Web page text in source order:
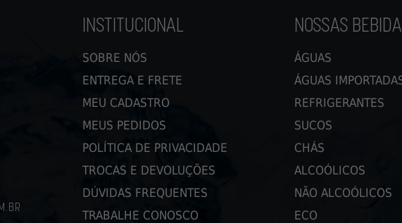
INSTITUCIONAL
SOBRE NÓS
ENTREGA E FRETE
MEU CADASTRO
MEUS PEDIDOS
POLÍTICA DE PRIVACIDADE
TROCAS E DEVOLUÇÕES
DÚVIDAS FREQUENTES
TRABALHE CONOSCO
NOSSAS
ÁGUAS
ÁGUAS
REFRIGERANTES
SUCOS
CHÁS
ALCOÓLICOS
NÃO ALCOÓLICOS
ECO